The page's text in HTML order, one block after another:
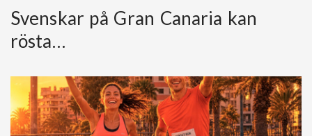
Svenskar på Gran Canaria kan
rösta…